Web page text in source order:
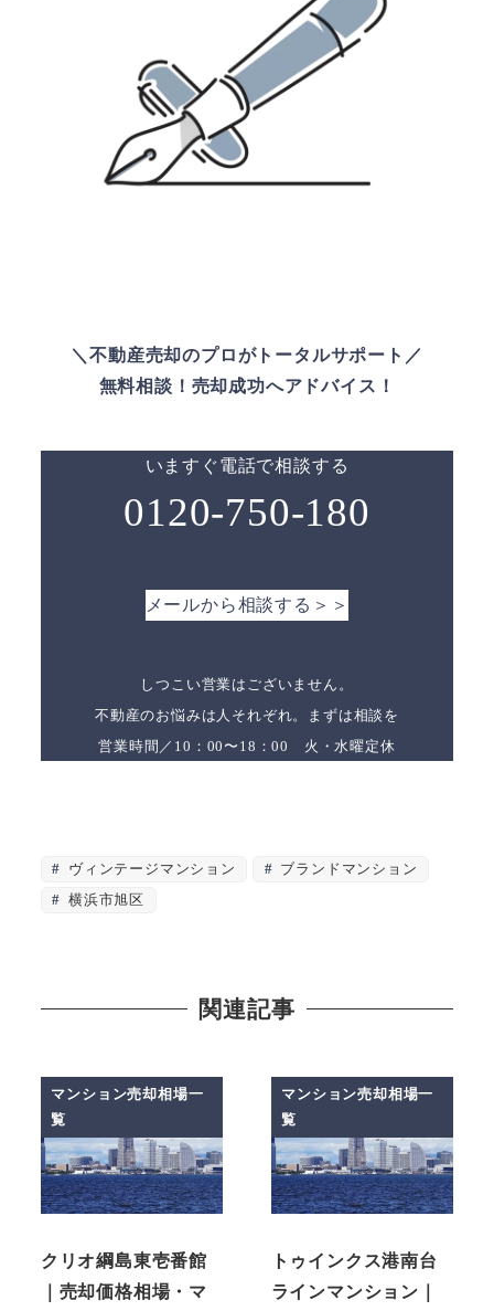
＼不動産売却のプロがトータルサポート／
無料相談！売却成功へアドバイス！
いますぐ電話で相談する
0120-750-180
メールから相談する＞＞
しつこい営業はございません。
不動産のお悩みは人それぞれ。まずは相談を
営業時間／10：00〜18：00 火・水曜定休
ヴィンテージマンション
ブランドマンション
横浜市旭区
関連記事
マンション売却相場一
覧
クリオ綱島東壱番館
｜売却価格相場・マ
マンション売却相場一
覧
トゥインクス港南台
ラインマンション｜